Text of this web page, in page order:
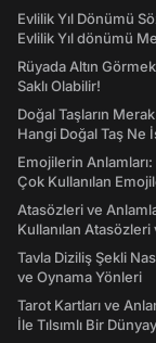
Evlilik Yıl Dönümü
Evlilik Yıl dönümü
Rüyada Altın
Saklı Olabilir!
Doğal Taşların
Hangi Doğal Taş Ne
Emojilerin
Çok Kullanılan
Atasözleri ve
Kullanılan Atasözleri
Tavla Diziliş Şekli
ve Oynama Yönleri
Tarot Kartları ve
İle Tılsımlı Bir